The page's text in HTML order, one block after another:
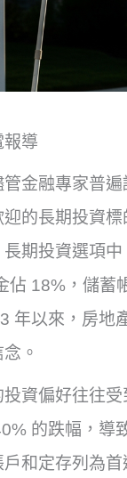
報導
金融專家普
的長期投資
期投資選項
佔 18%，儲蓄
年以來，房地
。
資偏好往往
的跌幅，導
和定存列為